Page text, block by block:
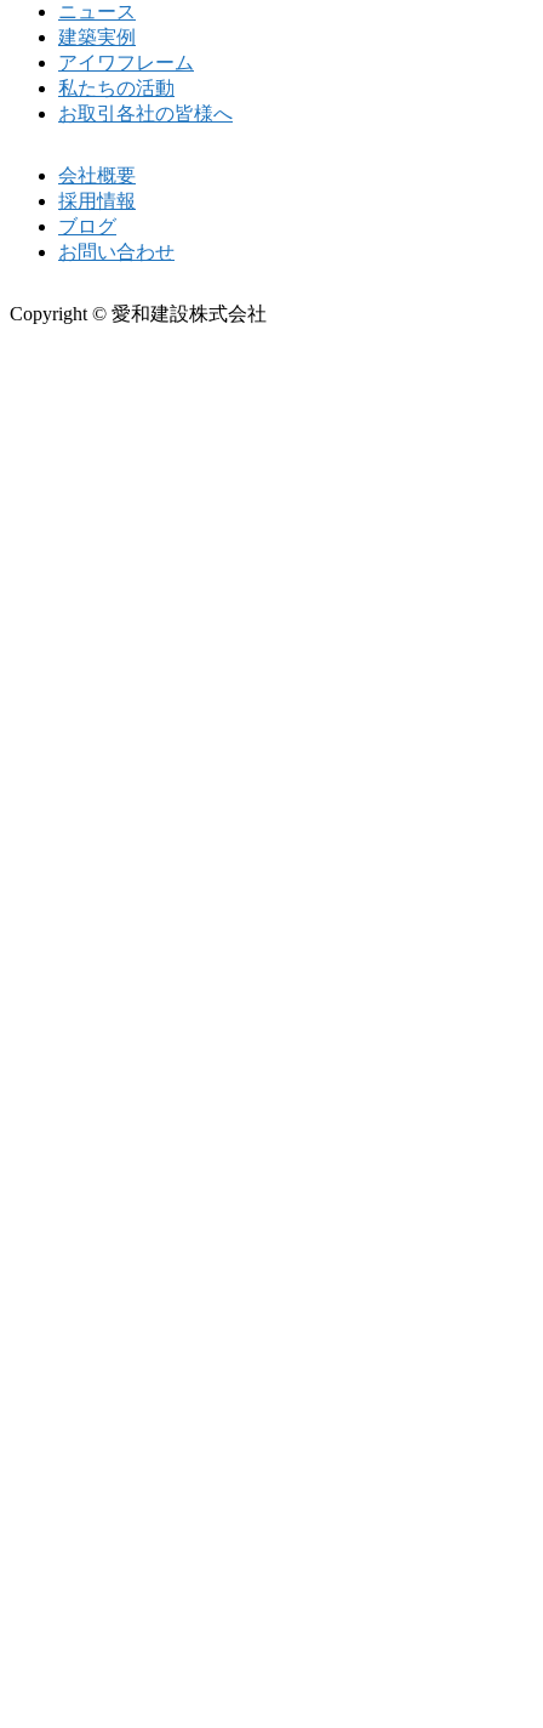
ニュース
建築実例
アイワフレーム
私たちの活動
お取引各社の皆様へ
会社概要
採用情報
ブログ
お問い合わせ
Copyright © 愛和建設株式会社